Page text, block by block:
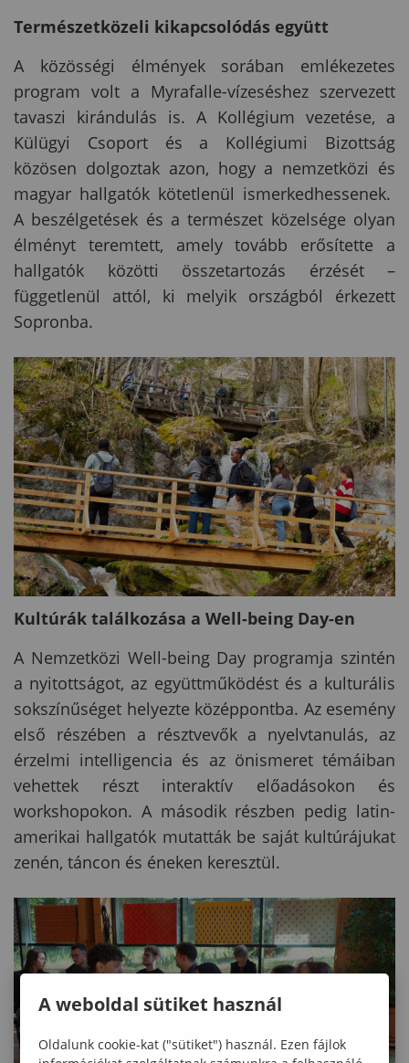
Természetközeli kikapcsolódás együtt
A közösségi élmények sorában emlékezetes
program volt a Myrafalle-vízeséshez szervezett
tavaszi kirándulás is. A Kollégium vezetése, a
Külügyi Csoport és a Kollégiumi Bizottság
közösen dolgoztak azon, hogy a nemzetközi és
magyar hallgatók kötetlenül ismerkedhessenek.
A beszélgetések és a természet közelsége olyan
élményt teremtett, amely tovább erősítette a
hallgatók közötti összetartozás érzését –
függetlenül attól, ki melyik országból érkezett
Sopronba.
Kultúrák találkozása a Well-being Day-en
A Nemzetközi Well-being Day programja szintén
a nyitottságot, az együttműködést és a kulturális
sokszínűséget helyezte középpontba. Az esemény
első részében a résztvevők a nyelvtanulás, az
érzelmi intelligencia és az önismeret témáiban
vehettek részt interaktív előadásokon és
workshopokon. A második részben pedig latin-
amerikai hallgatók mutatták be saját kultúrájukat
zenén, táncon és éneken keresztül.
A weboldal sütiket használ
Oldalunk cookie-kat ("sütiket") használ. Ezen fájlok